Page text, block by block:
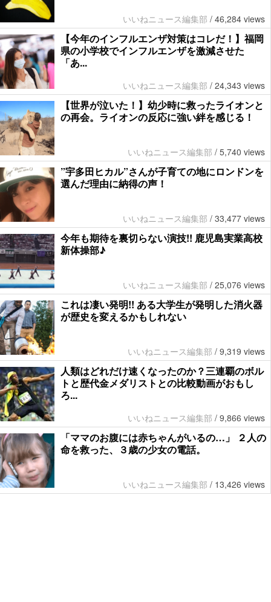
いいねニュース編集部 / 46,284 views
【今年のインフルエンザ対策はコレだ！】福岡
県の小学校でインフルエンザを激減させた
「あ...
いいねニュース編集部 / 24,343 views
【世界が泣いた！】幼少時に救ったライオンと
の再会。ライオンの反応に強い絆を感じる！
いいねニュース編集部 / 5,740 views
”宇多田ヒカル”さんが子育ての地にロンドンを
選んだ理由に納得の声！
いいねニュース編集部 / 33,477 views
今年も期待を裏切らない演技!! 鹿児島実業高校
新体操部♪
いいねニュース編集部 / 25,076 views
これは凄い発明!! ある大学生が発明した消火器
が歴史を変えるかもしれない
いいねニュース編集部 / 9,319 views
人類はどれだけ速くなったのか？三連覇のボル
トと歴代金メダリストとの比較動画がおもし
ろ...
いいねニュース編集部 / 9,866 views
「ママのお腹には赤ちゃんがいるの…」 ２人の
命を救った、３歳の少女の電話。
いいねニュース編集部 / 13,426 views